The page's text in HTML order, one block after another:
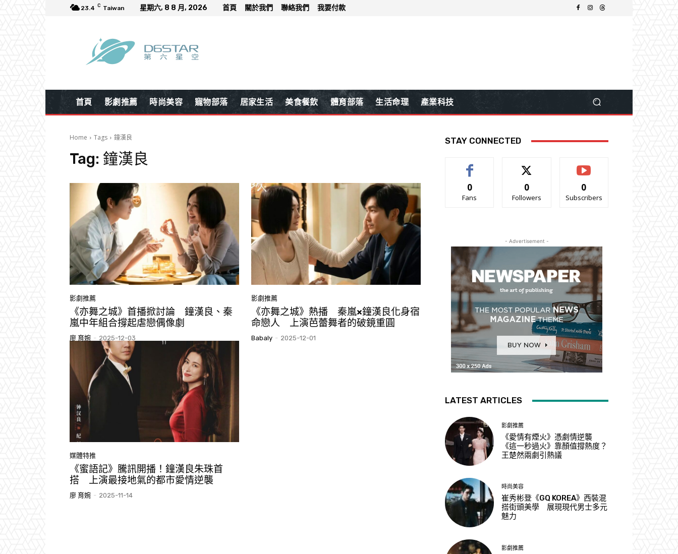
23.4 C Taiwan 星期六, 8 8 月, 2026 首頁 關於我們 聯絡我們 我要付款
首頁 影劇推薦 時尚美容 寵物部落 居家生活 美食餐飲 體育部落 生活命理 產業科技
Home Tags 鐘漢良
Tag: 鐘漢良
影劇推薦
《亦舞之城》首播掀討論 鐘漢良、秦
嵐中年組合撐起虐戀偶像劇
廖 育婉 - 2025-12-03
影劇推薦
《亦舞之城》熱播 秦嵐×鐘漢良化身宿
命戀人 上演芭蕾舞者的破鏡重圓
Babaly - 2025-12-01
媒體特推
《蜜語記》騰訊開播！鐘漢良朱珠首
搭 上演最接地氣的都市愛情逆襲
廖 育婉 - 2025-11-14
STAY CONNECTED
0
Fans
0
Followers
0
Subscribers
- Advertisement -
LATEST ARTICLES
影劇推薦
《愛情有煙火》憑劇情逆襲
《這一秒過火》靠顏值撐熱度？
王楚然兩劇引熱議
時尚美容
崔秀彬登《GQ KOREA》西裝混
搭街頭美學 展現現代男士多元
魅力
影劇推薦